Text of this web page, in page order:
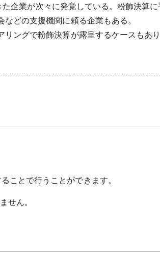
企業が次々に発覚している。粉飾決算
どの支援機関に頼る企業もある。
ングで粉飾決算が露呈するケースもあ
ことで行うことができます。
せん。